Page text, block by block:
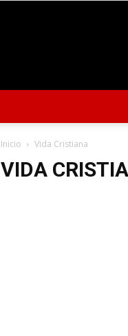
Inicio Vida Cristiana
VIDA